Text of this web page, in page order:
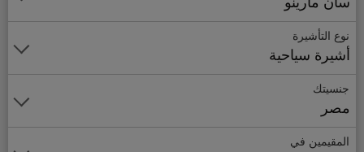
نوع التأشيرة
أشيرة سياحية
جنسيتك
مصر
المقيمين في